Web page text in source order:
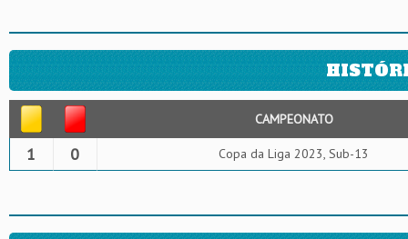
CAMPEONATO
1 0 Copa da Liga 2023, Sub-13